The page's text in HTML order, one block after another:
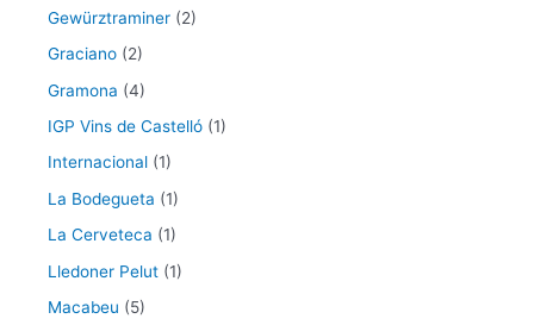
Gewürztraminer (2)
Graciano (2)
Gramona (4)
IGP Vins de Castelló (1)
Internacional (1)
La Bodegueta (1)
La Cerveteca (1)
Lledoner Pelut (1)
Macabeu (5)